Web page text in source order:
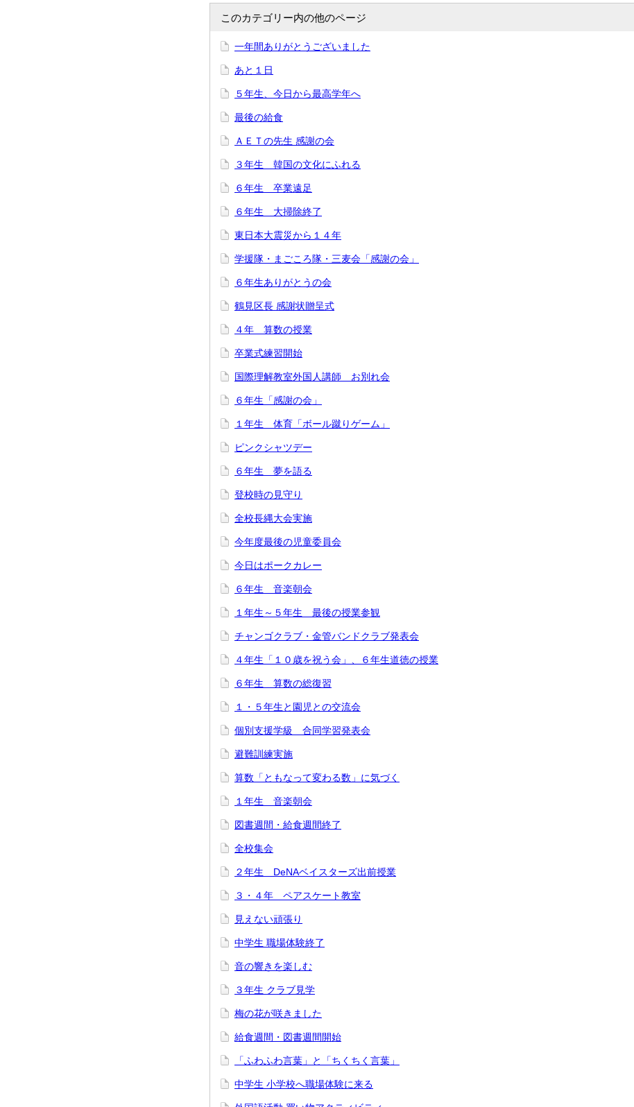
このカテゴリー内の他のページ
一年間ありがとうございました
あと１日
５年生、今日から最高学年へ
最後の給食
ＡＥＴの先生 感謝の会
３年生 韓国の文化にふれる
６年生 卒業遠足
６年生 大掃除終了
東日本大震災から１４年
学援隊・まごころ隊・三麦会「感謝の会」
６年生ありがとうの会
鶴見区長 感謝状贈呈式
４年 算数の授業
卒業式練習開始
国際理解教室外国人講師 お別れ会
６年生「感謝の会」
１年生 体育「ボール蹴りゲーム」
ピンクシャツデー
６年生 夢を語る
登校時の見守り
全校長縄大会実施
今年度最後の児童委員会
今日はポークカレー
６年生 音楽朝会
１年生～５年生 最後の授業参観
チャンゴクラブ・金管バンドクラブ発表会
４年生「１０歳を祝う会」、６年生道徳の授業
６年生 算数の総復習
１・５年生と園児との交流会
個別支援学級 合同学習発表会
避難訓練実施
算数「ともなって変わる数」に気づく
１年生 音楽朝会
図書週間・給食週間終了
全校集会
２年生 DeNAベイスターズ出前授業
３・４年 ペアスケート教室
見えない頑張り
中学生 職場体験終了
音の響きを楽しむ
３年生 クラブ見学
梅の花が咲きました
給食週間・図書週間開始
「ふわふわ言葉」と「ちくちく言葉」
中学生 小学校へ職場体験に来る